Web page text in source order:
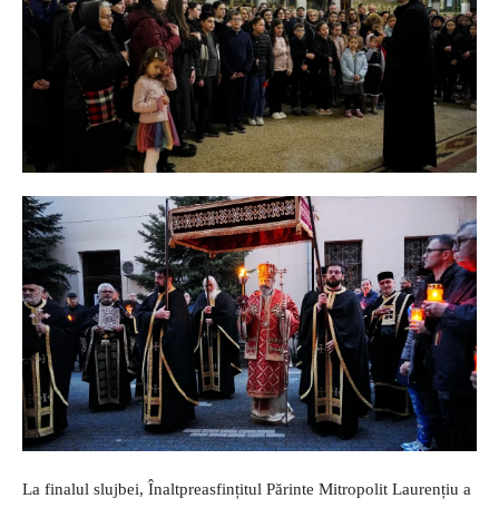
La finalul slujbei, Înaltpreasfințitul Părinte Mitropolit Laurențiu a